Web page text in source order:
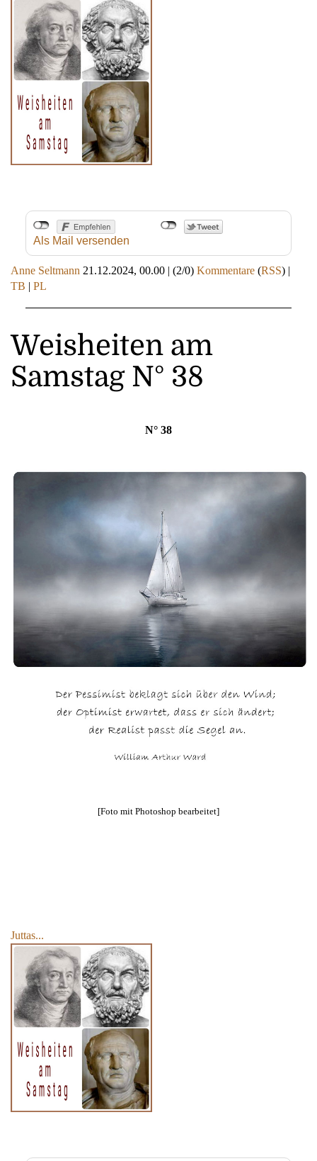
Als Mail versenden
Anne Seltmann 21.12.2024, 00.00 | (2/0) Kommentare (RSS) |
TB | PL
Weisheiten am
Samstag N° 38
N° 38
[Foto mit Photoshop bearbeitet]
Juttas...